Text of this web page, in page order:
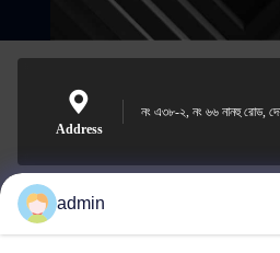
Address
নং এ৩৮-২, নং ৬৬ নানহু রোড,
Nero@enlaibio.com
admin